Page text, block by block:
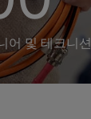
어 및 테크니션